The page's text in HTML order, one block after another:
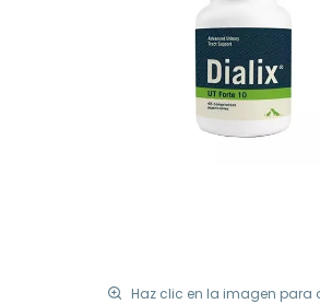
Haz clic en la imagen para